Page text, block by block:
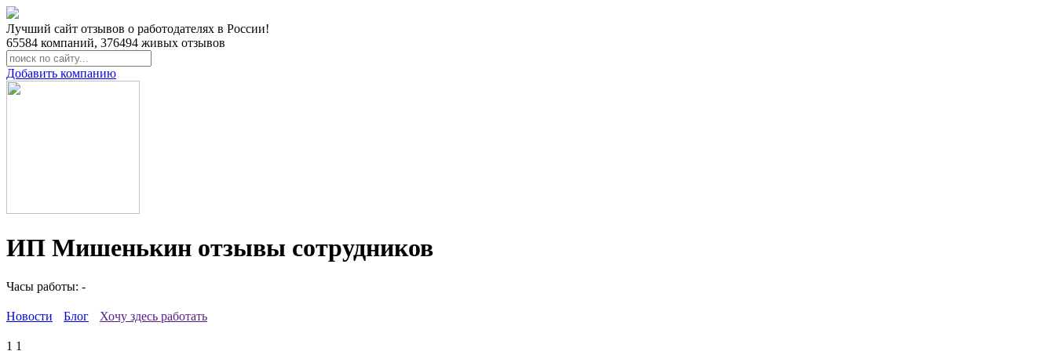
Лучший сайт отзывов о работодателях в России!
65584 компаний, 376494 живых отзывов
Добавить компанию
ИП Мишенькин отзывы сотрудников
Часы работы: -
Новости Блог Хочу здесь работать
1 1